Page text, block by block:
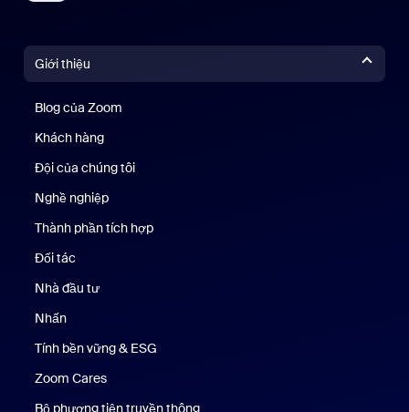
Giới thiệu
Blog của Zoom
Khách hàng
Đội của chúng tôi
Nghề nghiệp
Thành phần tích hợp
Đối tác
Nhà đầu tư
Nhấn
Tính bền vững & ESG
Zoom Cares
Bộ phương tiện truyền thông